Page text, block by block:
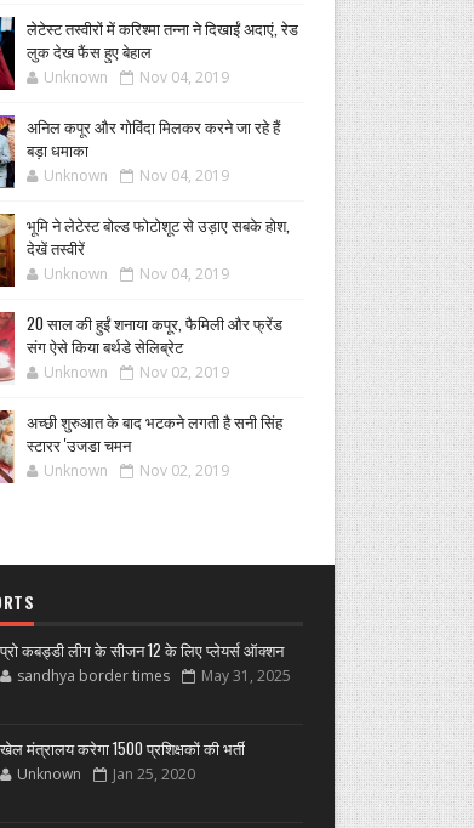
लेटेस्ट तस्वीरों में करिश्मा तन्ना ने दिखाईं अदाएं, रेड
लुक देख फैंस हुए बेहाल
Unknown Nov 04, 2019
अनिल कपूर और गोविंदा मिलकर करने जा रहे हैं
बड़ा धमाका
Unknown Nov 04, 2019
भूमि ने लेटेस्ट बोल्ड फोटोशूट से उड़ाए सबके होश,
देखें तस्वीरें
Unknown Nov 04, 2019
20 साल की हुईं शनाया कपूर, फैमिली और फ्रेंड
संग ऐसे किया बर्थडे सेलिब्रेट
Unknown Nov 02, 2019
अच्छी शुरुआत के बाद भटकने लगती है सनी सिंह
स्टारर 'उजडा चमन
Unknown Nov 02, 2019
प्रो कबड्डी लीग के सीजन 12 के लिए प्लेयर्स ऑक्शन
sandhya border times May 31, 2025
खेल मंत्रालय करेगा 1500 प्रशिक्षकों की भर्ती
Unknown Jan 25, 2020